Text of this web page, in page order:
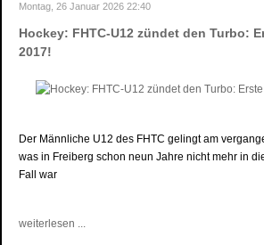
Montag, 26 Januar 2026 22:40
Hockey: FHTC-U12 zündet den Turbo:
2017!
Der Männliche U12 des FHTC gelingt am
was in Freiberg schon neun Jahre nicht mehr in
Fall war
weiterlesen ...